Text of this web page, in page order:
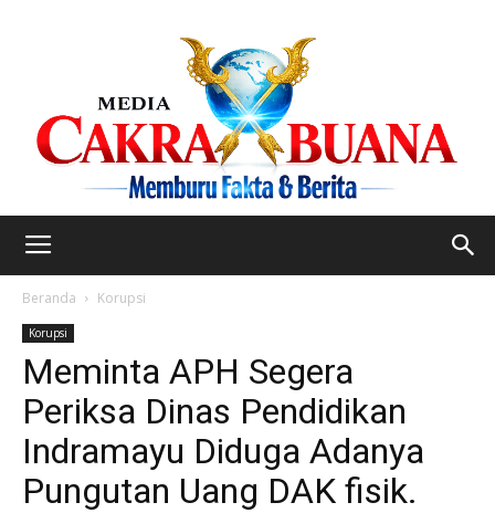
Beranda Korupsi
Korupsi
Meminta APH Segera
Periksa Dinas Pendidikan
Indramayu Diduga Adanya
Pungutan Uang DAK fisik.